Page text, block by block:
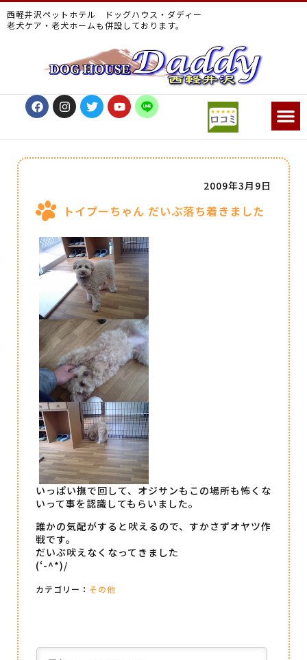
西軽井沢ペットホテル ドッグハウス・ダディー
老犬ケア・老犬ホームも併設しております。
トイプーちゃん だいぶ落ち着きました
2009年3月9日
いっぱい撫で回して、オジサンもこの場所も怖くな
いって事を認識してもらいました。
誰かの気配がすると吠えるので、すかさずオヤツ作
戦です。
だいぶ吠えなくなってきました
(‘-^*)/
カテゴリー： その他